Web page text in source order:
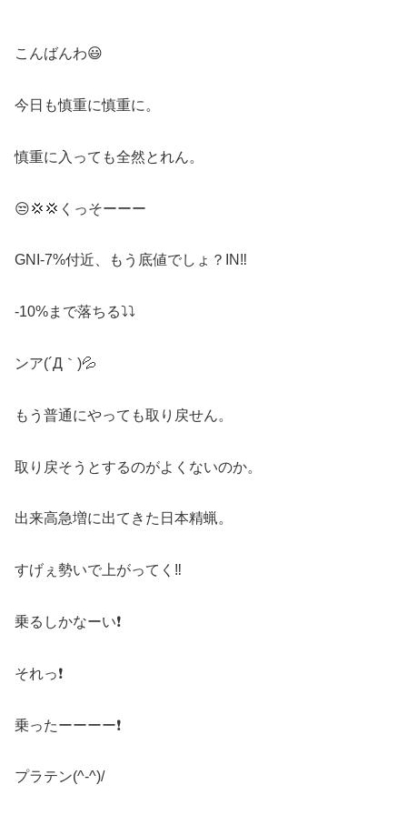
こんばんわ😃
今日も慎重に慎重に。
慎重に入っても全然とれん。
😒💢💢くっそーーー
GNI-7%付近、もう底値でしょ？IN‼️
-10%まで落ちる⤵️⤵️
ンア(´Д｀)💦
もう普通にやっても取り戻せん。
取り戻そうとするのがよくないのか。
出来高急増に出てきた日本精蝋。
すげぇ勢いで上がってく‼️
乗るしかなーい❗
それっ❗
乗ったーーーー❗
プラテン(^-^)/